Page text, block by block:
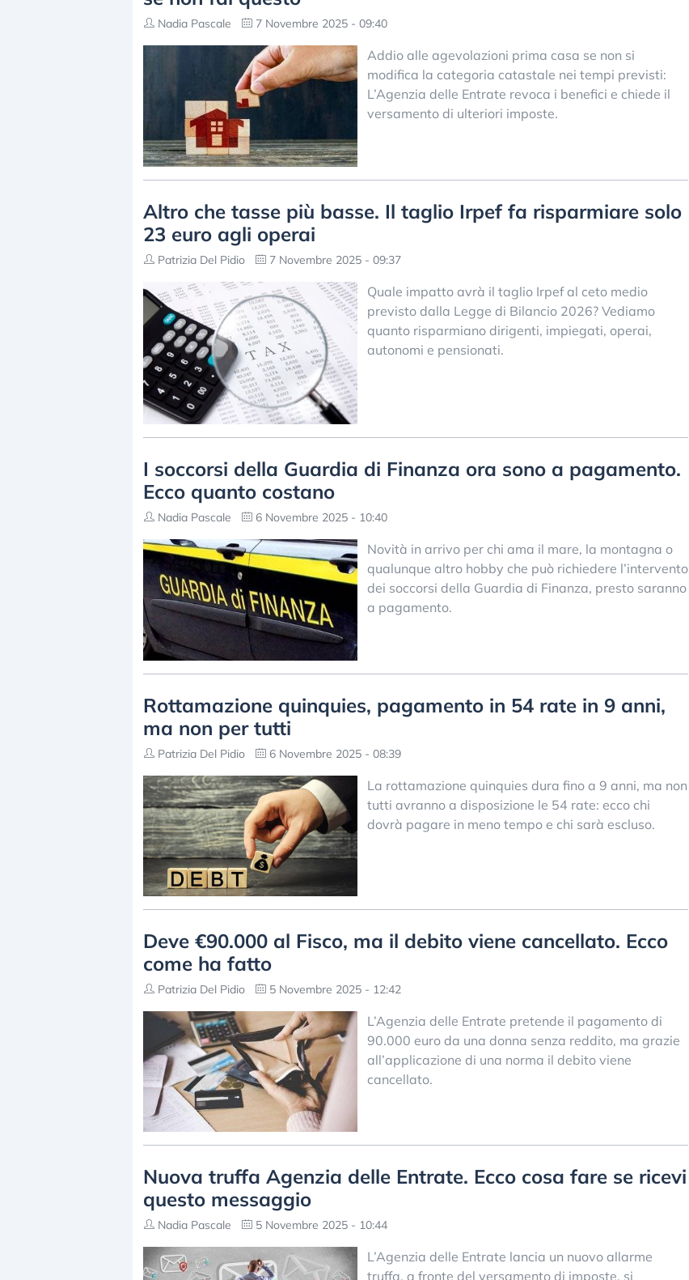
Nadia Pascale 7 Novembre 2025 - 09:40
Addio alle agevolazioni prima casa se non si
modifica la categoria catastale nei tempi previsti:
L’Agenzia delle Entrate revoca i benefici e chiede il
versamento di ulteriori imposte.
Altro che tasse più basse. Il taglio Irpef fa risparmiare solo
23 euro agli operai
Patrizia Del Pidio 7 Novembre 2025 - 09:37
Quale impatto avrà il taglio Irpef al ceto medio
previsto dalla Legge di Bilancio 2026? Vediamo
quanto risparmiano dirigenti, impiegati, operai,
autonomi e pensionati.
I soccorsi della Guardia di Finanza ora sono a pagamento.
Ecco quanto costano
Nadia Pascale 6 Novembre 2025 - 10:40
Novità in arrivo per chi ama il mare, la montagna o
qualunque altro hobby che può richiedere l’intervento
dei soccorsi della Guardia di Finanza, presto saranno
a pagamento.
Rottamazione quinquies, pagamento in 54 rate in 9 anni,
ma non per tutti
Patrizia Del Pidio 6 Novembre 2025 - 08:39
La rottamazione quinquies dura fino a 9 anni, ma non
tutti avranno a disposizione le 54 rate: ecco chi
dovrà pagare in meno tempo e chi sarà escluso.
Deve €90.000 al Fisco, ma il debito viene cancellato. Ecco
come ha fatto
Patrizia Del Pidio 5 Novembre 2025 - 12:42
L’Agenzia delle Entrate pretende il pagamento di
90.000 euro da una donna senza reddito, ma grazie
all’applicazione di una norma il debito viene
cancellato.
Nuova truffa Agenzia delle Entrate. Ecco cosa fare se ricevi
questo messaggio
Nadia Pascale 5 Novembre 2025 - 10:44
L’Agenzia delle Entrate lancia un nuovo allarme
truffa, a fronte del versamento di imposte, si